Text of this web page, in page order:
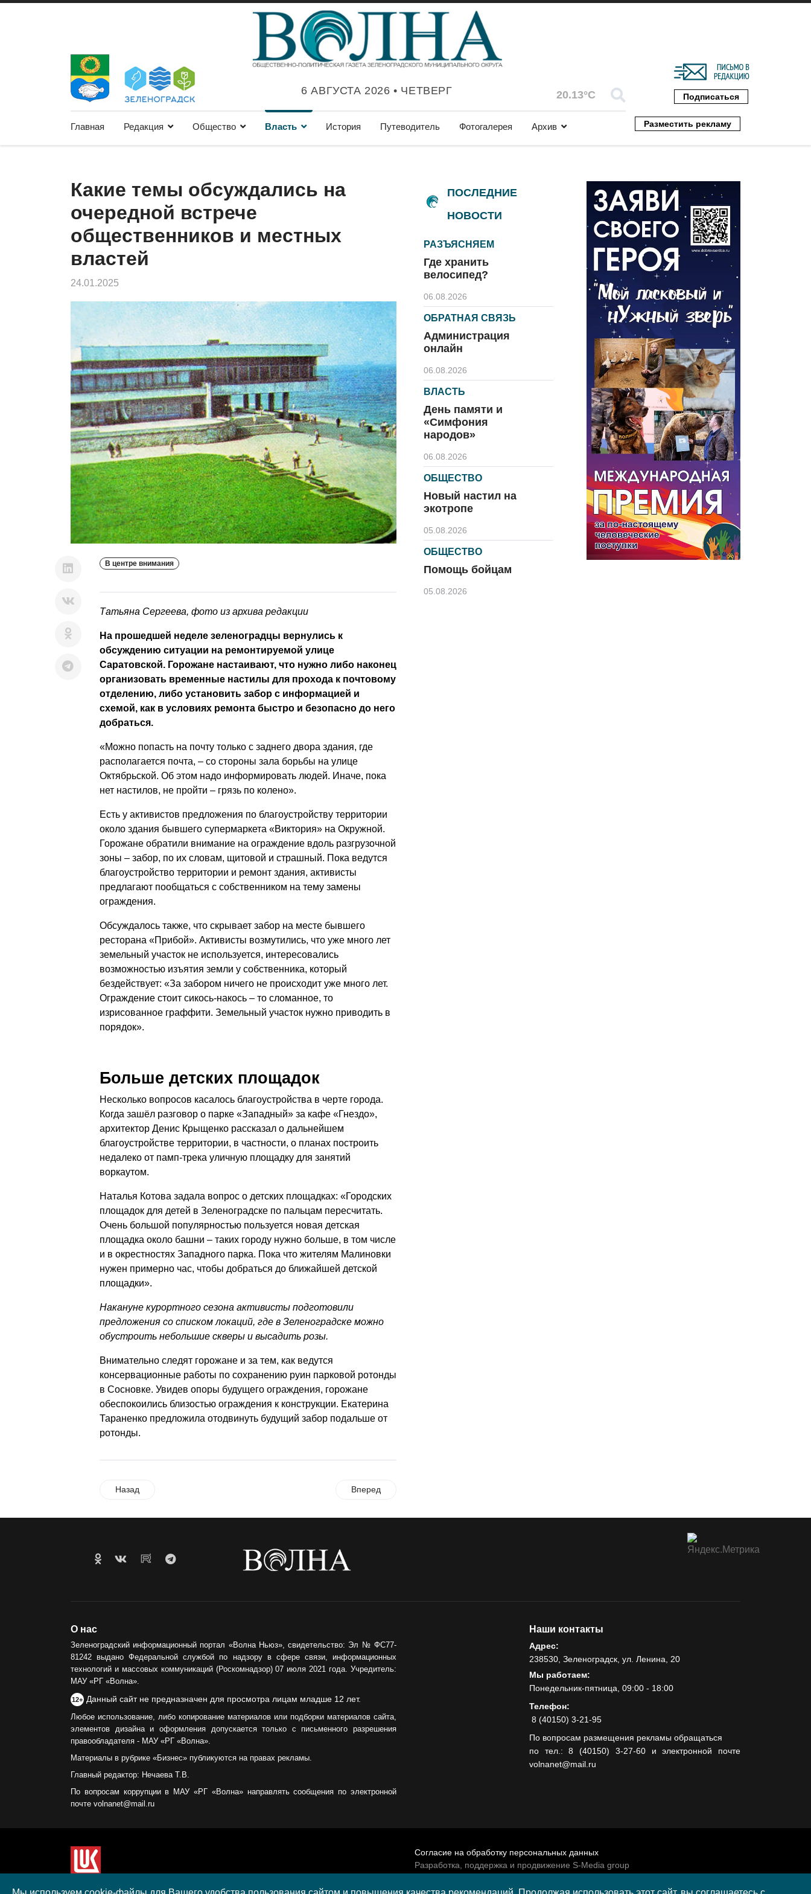
6 АВГУСТА 2026 • ЧЕТВЕРГ 20.13°C Подписаться
Главная Редакция Общество Власть История Путеводитель Фотогалерея Архив Разместить рекламу
Какие темы обсуждались на
очередной встрече
общественников и местных
властей
24.01.2025
В центре внимания
Татьяна Сергеева, фото из архива редакции
На прошедшей неделе зеленоградцы вернулись к
обсуждению ситуации на ремонтируемой улице
Саратовской. Горожане настаивают, что нужно либо наконец
организовать временные настилы для прохода к почтовому
отделению, либо установить забор с информацией и
схемой, как в условиях ремонта быстро и безопасно до него
добраться.
«Можно попасть на почту только с заднего двора здания, где
располагается почта, – со стороны зала борьбы на улице
Октябрьской. Об этом надо информировать людей. Иначе, пока
нет настилов, не пройти – грязь по колено».
Есть у активистов предложения по благоустройству территории
около здания бывшего супермаркета «Виктория» на Окружной.
Горожане обратили внимание на ограждение вдоль разгрузочной
зоны – забор, по их словам, щитовой и страшный. Пока ведутся
благоустройство территории и ремонт здания, активисты
предлагают пообщаться с собственником на тему замены
ограждения.
Обсуждалось также, что скрывает забор на месте бывшего
ресторана «Прибой». Активисты возмутились, что уже много лет
земельный участок не используется, интересовались
возможностью изъятия земли у собственника, который
бездействует: «За забором ничего не происходит уже много лет.
Ограждение стоит сикось-накось – то сломанное, то
изрисованное граффити. Земельный участок нужно приводить в
порядок».
Больше детских площадок
Несколько вопросов касалось благоустройства в черте города.
Когда зашёл разговор о парке «Западный» за кафе «Гнездо»,
архитектор Денис Крыщенко рассказал о дальнейшем
благоустройстве территории, в частности, о планах построить
недалеко от памп-трека уличную площадку для занятий
воркаутом.
Наталья Котова задала вопрос о детских площадках: «Городских
площадок для детей в Зеленоградске по пальцам пересчитать.
Очень большой популярностью пользуется новая детская
площадка около башни – таких городу нужно больше, в том числе
и в окрестностях Западного парка. Пока что жителям Малиновки
нужен примерно час, чтобы добраться до ближайшей детской
площадки».
Накануне курортного сезона активисты подготовили
предложения со списком локаций, где в Зеленоградске можно
обустроить небольшие скверы и высадить розы.
Внимательно следят горожане и за тем, как ведутся
консервационные работы по сохранению руин парковой ротонды
в Сосновке. Увидев опоры будущего ограждения, горожане
обеспокоились близостью ограждения к конструкции. Екатерина
Тараненко предложила отодвинуть будущий забор подальше от
ротонды.
Назад Вперед
ПОСЛЕДНИЕ
НОВОСТИ
РАЗЪЯСНЯЕМ
Где хранить
велосипед?
06.08.2026
ОБРАТНАЯ СВЯЗЬ
Администрация
онлайн
06.08.2026
ВЛАСТЬ
День памяти и
«Симфония
народов»
06.08.2026
ОБЩЕСТВО
Новый настил на
экотропе
05.08.2026
ОБЩЕСТВО
Помощь бойцам
05.08.2026
О нас
Зеленоградский информационный портал «Волна Ньюз», свидетельство: Эл № ФС77-
81242 выдано Федеральной службой по надзору в сфере связи, информационных
технологий и массовых коммуникаций (Роскомнадзор) 07 июля 2021 года. Учредитель:
МАУ «РГ «Волна».
12+ Данный сайт не предназначен для просмотра лицам младше 12 лет.
Любое использование, либо копирование материалов или подборки материалов сайта,
элементов дизайна и оформления допускается только с письменного разрешения
правообладателя - МАУ «РГ «Волна».
Материалы в рубрике «Бизнес» публикуются на правах рекламы.
Главный редактор: Нечаева Т.В.
По вопросам коррупции в МАУ «РГ «Волна» направлять сообщения по электронной
почте volnanet@mail.ru
Наши контакты
Адрес:
238530, Зеленоградск, ул. Ленина, 20
Мы работаем:
Понедельник-пятница, 09:00 - 18:00
Телефон:
8 (40150) 3-21-95
По вопросам размещения рекламы обращаться
по тел.: 8 (40150) 3-27-60 и электронной почте
volnanet@mail.ru
Сайт создан при поддержке ООО "ЛУКОЙЛ-КМН" на средства гранта,
Согласие на обработку персональных данных
Разработка, поддержка и продвижение S-Media group